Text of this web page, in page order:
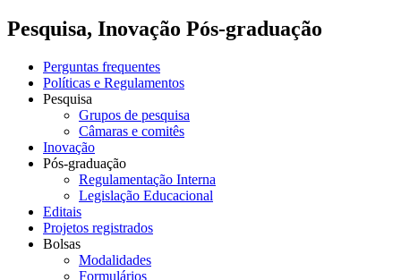
Pesquisa, Inovação Pós-graduação
Perguntas frequentes
Políticas e Regulamentos
Pesquisa
Grupos de pesquisa
Câmaras e comitês
Inovação
Pós-graduação
Regulamentação Interna
Legislação Educacional
Editais
Projetos registrados
Bolsas
Modalidades
Formulários